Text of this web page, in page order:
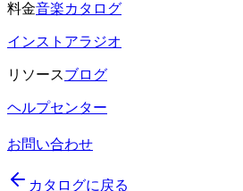
料金音楽カタログ
インストアラジオ
リソースブログ
ヘルプセンター
お問い合わせ
カタログに戻る